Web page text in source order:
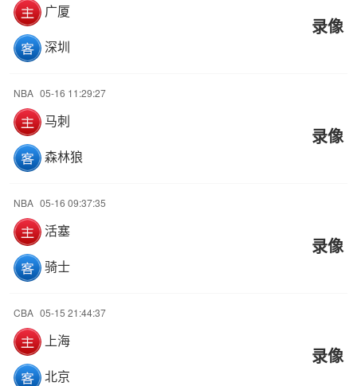
广厦
深圳
录像
NBA 05-16 11:29:27
马刺
森林狼
录像
NBA 05-16 09:37:35
活塞
骑士
录像
CBA 05-15 21:44:37
上海
北京
录像